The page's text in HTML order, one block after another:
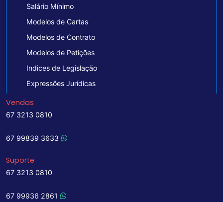
Salário Mínimo
Modelos de Cartas
Modelos de Contrato
Modelos de Petições
Indices de Legislação
Expressões Jurídicas
Vendas
67 3213 0810
67 99839 3633
Suporte
67 3213 0810
67 99936 2861